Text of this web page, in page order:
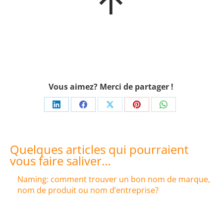
Vous aimez? Merci de partager !
Share Share Share Share Share
Quelques articles qui pourraient
vous faire saliver…
Naming: comment trouver un bon nom de marque,
nom de produit ou nom d’entreprise?